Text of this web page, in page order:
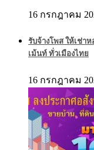
16 กรกฎาคม
รับจ้างโพส ให้เช่า
เม้นท์ ทั่วเมืองไทย
16 กรกฎาคม